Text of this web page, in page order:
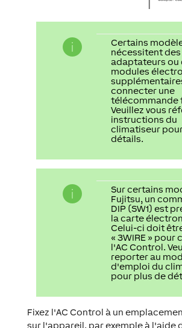
Certains
nécessitent
adaptateurs ou
modules
connecter une
télécommande
Veuillez vous
instructions du
climatiseur
détails.
Sur certains
Fujitsu, un
DIP (SW1) est
la carte
Celui-ci doit
« 3WIRE » pour
l'AC Control.
reporter au
d'emploi du
pour plus de
Fixez l'AC Control à un
sur l'appareil, par exemple à l'aide